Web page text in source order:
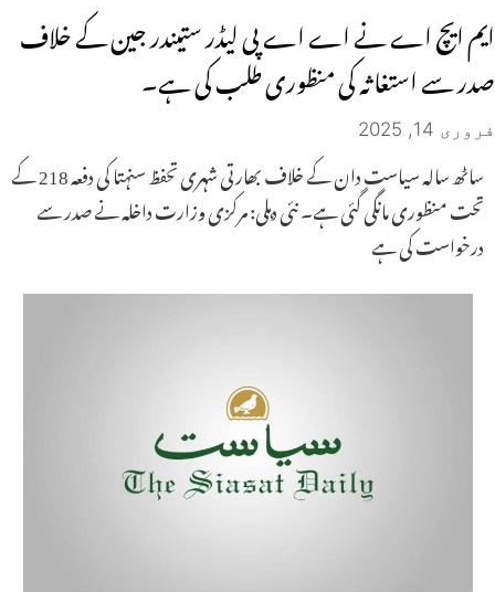
ایم ایچ اے نے اے اے پی لیڈر ستیندر جین کے خلاف
صدر سے استغاثہ کی منظوری طلب کی ہے۔
فروری 14, 2025
ساٹھ سالہ سیاست دان کے خلاف بھارتی شہری تحفظ سنہتا کی دفعہ 218 کے
تحت منظوری مانگی گئی ہے۔ نئی دہلی: مرکزی وزارت داخلہ نے صدر سے
درخواست کی ہے